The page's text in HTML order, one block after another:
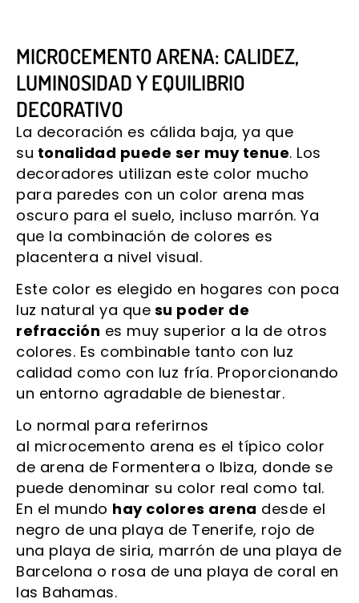
MICROCEMENTO ARENA: CALIDEZ,
LUMINOSIDAD Y EQUILIBRIO
DECORATIVO
La decoración es cálida baja, ya que
su tonalidad puede ser muy tenue. Los
decoradores utilizan este color mucho
para paredes con un color arena mas
oscuro para el suelo, incluso marrón. Ya
que la combinación de colores es
placentera a nivel visual.
Este color es elegido en hogares con poca
luz natural ya que su poder de
refracción es muy superior a la de otros
colores. Es combinable tanto con luz
calidad como con luz fría. Proporcionando
un entorno agradable de bienestar.
Lo normal para referirnos
al microcemento arena es el típico color
de arena de Formentera o Ibiza, donde se
puede denominar su color real como tal.
En el mundo hay colores arena desde el
negro de una playa de Tenerife, rojo de
una playa de siria, marrón de una playa de
Barcelona o rosa de una playa de coral en
las Bahamas.